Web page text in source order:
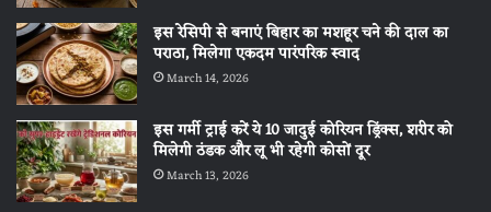
इस रेसिपी से बनाएं बिहार का मशहूर चने की दाल का
पराठा, मिलेगा एकदम पारंपरिक स्वाद
March 14, 2026
इस गर्मी ट्राई करें ये 10 जादुई कोरियन ड्रिंक्स, शरीर को
मिलेगी ठंडक और लू भी रहेगी कोसों दूर
March 13, 2026